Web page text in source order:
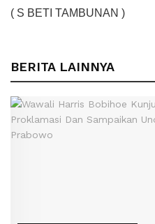
( S BETI TAMBUNAN )
BERITA LAINNYA